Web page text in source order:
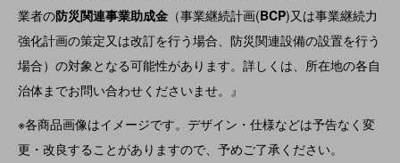
業者の防災関連事業助成金 （事業継続計画(BCP)又は事業継続力
強化計画の策定又は改訂を行う場合、防災関連設備の設置を行う
場合）の対象となる可能性があります。詳しくは、所在地の各自
治体までお問い合わせくださいませ。』
※各商品画像はイメージです。デザイン・仕様などは予告なく変
更・改良することがありますので、予めご了承ください。